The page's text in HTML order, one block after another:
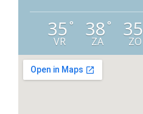
35°
VR
38°
ZA
35
ZO